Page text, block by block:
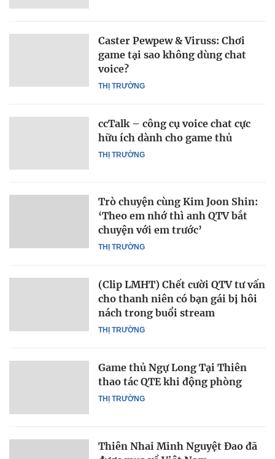
THỊ TRƯỜNG
Caster Pewpew & Viruss: Chơi
game tại sao không dùng chat
voice?
THỊ TRƯỜNG
ccTalk – công cụ voice chat cực
hữu ích dành cho game thủ
THỊ TRƯỜNG
Trò chuyện cùng Kim Joon Shin:
‘Theo em nhớ thì anh QTV bắt
chuyện với em trước’
THỊ TRƯỜNG
(Clip LMHT) Chết cười QTV tư vấn
cho thanh niên có bạn gái bị hôi
nách trong buổi stream
THỊ TRƯỜNG
Game thủ Ngự Long Tại Thiên
thao tác QTE khi động phòng
Thiên Nhai Minh Nguyệt Đao đã